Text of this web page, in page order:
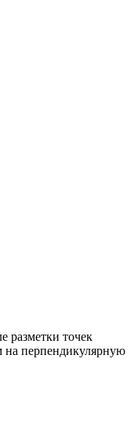
разметки точек
на перпендикулярную